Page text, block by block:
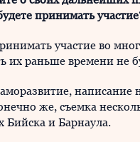
принимать
участие во
их раньше времени не
написание
же, съемка
Бийска и Барнаула.